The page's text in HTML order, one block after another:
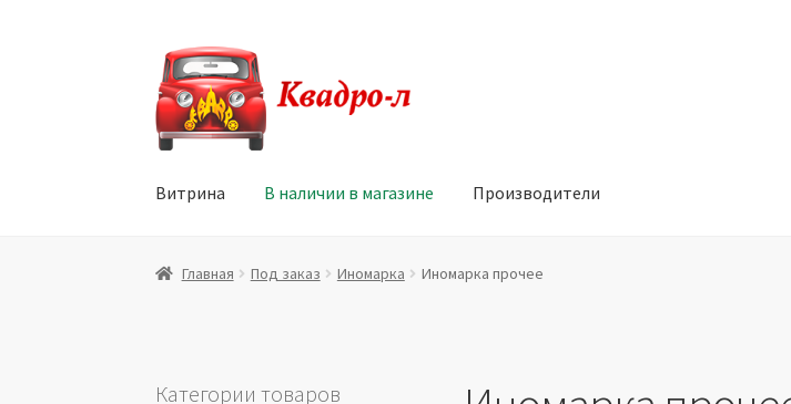
Перейти
к
навигации
Перейти
к
содержимому
Витрина В наличии в магазине Производители
Главная Витрина Мой аккаунт Политика в отношении обработки персональных
Главная Под заказ Иномарка Иномарка прочее
Категории товаров